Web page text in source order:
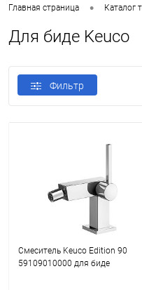
Главная страница • Каталог
Для биде Keuco
Фильтр
Смеситель Keuco Edition 90
59109010000 для биде